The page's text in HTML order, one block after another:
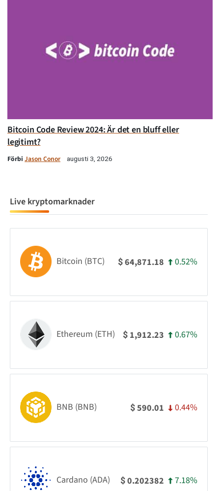
Bitcoin Code Review 2024: Är det en bluff eller
legitimt?
Förbi Jason Conor augusti 3, 2026
Live kryptomarknader
Bitcoin (BTC) $64,871.18 0.52%
Ethereum (ETH) $ 1,912.23 0.67%
BNB (BNB) $590.01 0.44%
Cardano (ADA) $0.202382 7.18%